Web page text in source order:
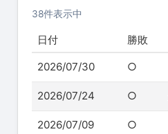
38件表示中
日付 勝敗
2026/07/30 ○
2026/07/24 ○
2026/07/09 ○